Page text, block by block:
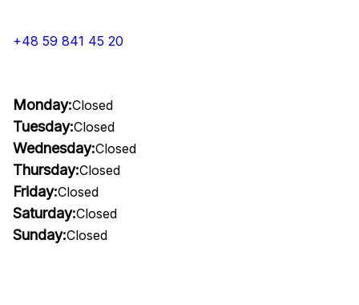
+48 59 841 45 20
Monday:Closed
Tuesday:Closed
Wednesday:Closed
Thursday:Closed
Friday:Closed
Saturday:Closed
Sunday:Closed